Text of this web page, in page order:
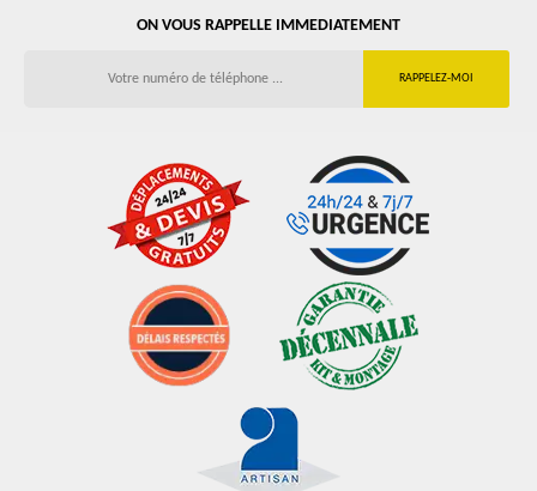
ON VOUS RAPPELLE IMMEDIATEMENT